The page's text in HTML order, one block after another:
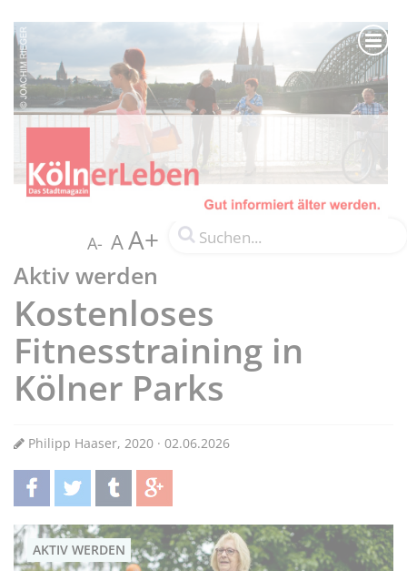
A- AA+
Aktiv werden
Kostenloses
Fitnesstraining in
Kölner Parks
Philipp Haaser, 2020 · 02.06.2026
teilentwittern teilen teilen
AKTIV WERDEN